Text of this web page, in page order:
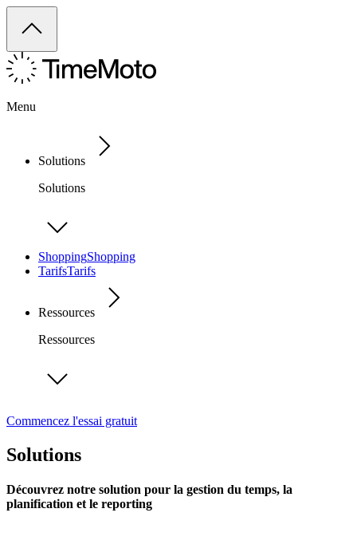
Menu
Solutions
Solutions
ShoppingShopping
TarifsTarifs
Ressources
Ressources
Commencez l'essai gratuit
Solutions
Découvrez notre solution pour la gestion du temps, la
planification et le reporting